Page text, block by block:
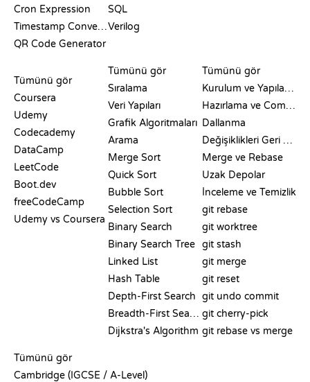
Cron Expression
Timestamp Converter
QR Code Generator
SQL
Verilog
KARŞILAŞTIRMALAR
Tümünü gör
Coursera
Udemy
Codecademy
DataCamp
LeetCode
Boot.dev
freeCodeCamp
Udemy vs Coursera
Tümünü gör
Sıralama
Veri Yapıları
Grafik Algoritmaları
Arama
Merge Sort
Quick Sort
Bubble Sort
Selection Sort
Binary Search
Binary Search Tree
Linked List
Hash Table
Depth-First Search
Breadth-First Search
Dijkstra's Algorithm
Tümünü gör
Kurulum ve Yapılandırma
Hazırlama ve Commit
Dallanma
Değişiklikleri Geri Alma
Merge ve Rebase
Uzak Depolar
İnceleme ve Temizlik
git rebase
git worktree
git stash
git merge
git reset
git undo commit
git cherry-pick
git rebase vs merge
Tümünü gör
Cambridge (IGCSE / A-Level)